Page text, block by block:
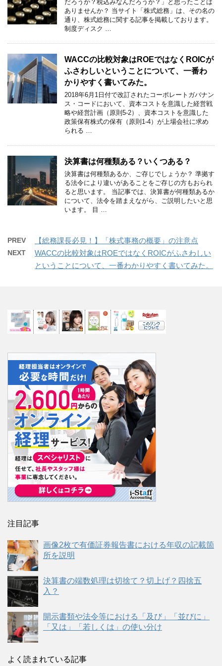
だろうか？税込みなんだろうか？」と思ったことは
ありませんか？ 当サイト「株式総務」は、その名の
通り、株式総務に関する記事を掲載しております。
制度ディスク …
WACCの比較対象はROEではなくROICが
ふさわしいということについて、一番わ
かりやすく書いてみた。
2018年6月1日付で改訂されたコーポレートガバナン
ス・コードにおいて、資本コストを意識した経営戦
略や経営計画（原則5-2）、資本コストを意識した
政策保有株式の保有（原則1-4）が上場会社に求め
られる …
決算書は何種類ある？いくつある？
決算書は何種類あるか、ご存じでしょうか？ 準拠す
る法令により違いがあることをご存じの方もおられ
ると思います。 当記事では、決算書が何種類あるか
について、法令を踏まえながら、ご説明したいと思
います。 目 …
PREV 【総務課長必見！】「株式事務の概要」の注意点
NEXT
WACCの比較対象はROEではなくROICがふさわしい
ということについて、一番わかりやすく書いてみた。
注目記事
画像2枚で有価証券報告書における年収の記載箇
所を説明
決算書の端数処理は切捨て？切上げ？四捨五
入？
開示書類や法令等における「及び」「並びに」
「又は」「若しくは」の使い分け
よく読まれている記事